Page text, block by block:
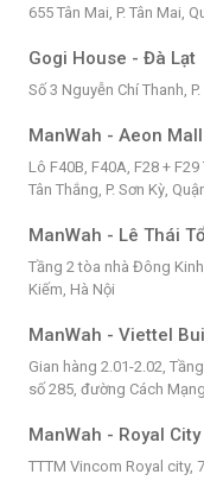
655 Tân Mai, P. Tân Mai,
Gogi House - Đà Lạt
Số 3 Nguyễn Chí Thanh,
ManWah - Aeon
Lô F40B, F40A, F28 +
Tân Thắng, P. Sơn Kỳ,
ManWah - Lê Thái Tổ
Tầng 2 tòa nhà Đông
Kiếm, Hà Nội
ManWah - Viettel
Gian hàng 2.01-2.02,
số 285, đường Cách
ManWah - Royal City
TTTM Vincom Royal city,